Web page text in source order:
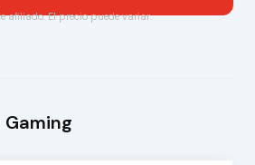
afiliado. El precio puede variar.